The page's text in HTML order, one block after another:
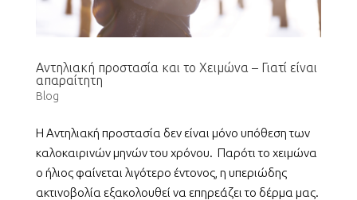
Αντηλιακή προστασία και το Χειμώνα – Γιατί είναι
απαραίτητη
Blog
Η Αντηλιακή προστασία δεν είναι μόνο υπόθεση των
καλοκαιρινών μηνών του χρόνου. Παρότι το χειμώνα
ο ήλιος φαίνεται λιγότερο έντονος, η υπεριώδης
ακτινοβολία εξακολουθεί να επηρεάζει το δέρμα μας.